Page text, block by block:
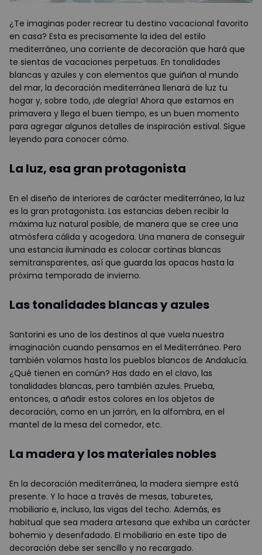
¿Te imaginas poder recrear tu destino vacacional favorito
en casa? Esta es precisamente la idea del estilo
mediterráneo, una corriente de decoración que hará que
te sientas de vacaciones perpetuas. En tonalidades
blancas y azules y con elementos que guiñan al mundo
del mar, la decoración mediterránea llenará de luz tu
hogar y, sobre todo, ¡de alegría! Ahora que estamos en
primavera y llega el buen tiempo, es un buen momento
para agregar algunos detalles de inspiración estival. Sigue
leyendo para conocer cómo.
La luz, esa gran protagonista
En el diseño de interiores de carácter mediterráneo, la luz
es la gran protagonista. Las estancias deben recibir la
máxima luz natural posible, de manera que se cree una
atmósfera cálida y acogedora. Una manera de conseguir
una estancia iluminada es colocar cortinas blancas
semitransparentes, así que guarda las opacas hasta la
próxima temporada de invierno.
Las tonalidades blancas y azules
Santorini es uno de los destinos al que vuela nuestra
imaginación cuando pensamos en el Mediterráneo. Pero
también volamos hasta los pueblos blancos de Andalucía.
¿Qué tienen en común? Has dado en el clavo, las
tonalidades blancas, pero también azules. Prueba,
entonces, a añadir estos colores en los objetos de
decoración, como en un jarrón, en la alfombra, en el
mantel de la mesa del comedor, etc.
La madera y los materiales nobles
En la decoración mediterránea, la madera siempre está
presente. Y lo hace a través de mesas, taburetes,
mobiliario e, incluso, las vigas del techo. Además, es
habitual que sea madera artesana que exhiba un carácter
bohemio y desenfadado. El mobiliario en este tipo de
decoración debe ser sencillo y no recargado.